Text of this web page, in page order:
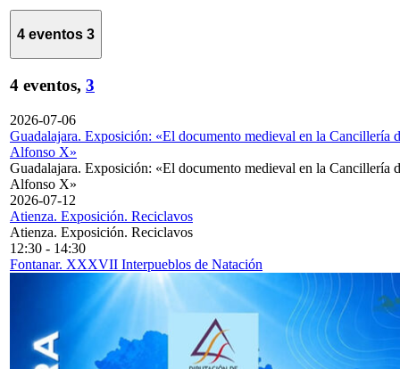
4 eventos 3
4 eventos, 3
2026-07-06
Guadalajara. Exposición: «El documento medieval en la Cancillería
Alfonso X»
Guadalajara. Exposición: «El documento medieval en la Cancillería
Alfonso X»
2026-07-12
Atienza. Exposición. Reciclavos
Atienza. Exposición. Reciclavos
12:30 - 14:30
Fontanar. XXXVII Interpueblos de Natación